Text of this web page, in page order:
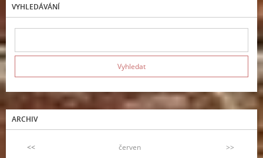
VYHLEDÁVÁNÍ
ARCHIV
<< červen
>>